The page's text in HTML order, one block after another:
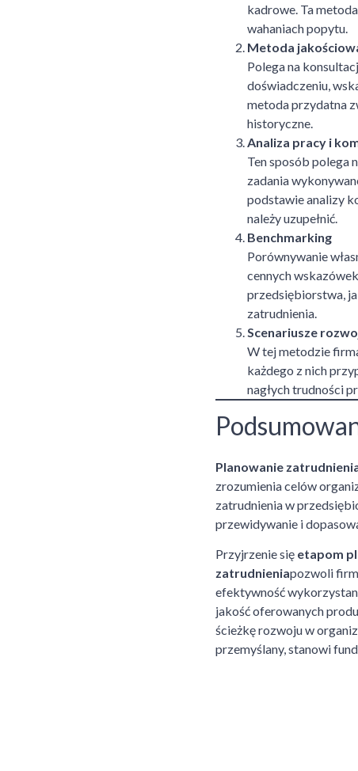
kadrowe. Ta
wahaniach popytu.
Metoda
Polega na
doświadczeniu,
metoda przydatna
historyczne.
Analiza pracy i
Ten sposób polega
zadania
podstawie analizy
należy uzupełnić.
Benchmarking
Porównywanie
cennych
przedsiębiorstwa,
zatrudnienia.
Scenariusze
W tej metodzie
każdego z nich
nagłych trudności
Planowanie
zrozumienia celów
zatrudnienia w
przewidywanie i
Przyjrzenie się etapom
zatrudnieniapozwoli
efektywność
jakość oferowanych
ścieżkę rozwoju w
przemyślany, stanowi